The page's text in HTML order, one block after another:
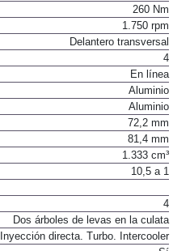
260 Nm
1.750 rpm
Delantero transversal
4
En línea
Aluminio
Aluminio
72,2 mm
81,4 mm
1.333 cm³
10,5 a 1
4
Dos árboles de levas en la culata
Inyección directa. Turbo. Intercooler